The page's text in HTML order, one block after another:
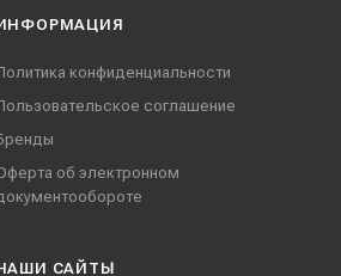
конфиденциальности
соглашение
об электронном
CАЙТЫ